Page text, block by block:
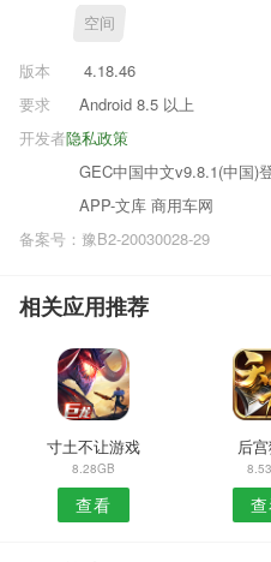
空间
版本
4.18.46
要求
Android 8.5 以上
隐私政策
开发者
GEC中国中文v9.8.1(中国)
APP-文库 商用车网
备案号：豫B2-20030028-29
相关应用推荐
寸土不让游戏
8.28GB
查看
后